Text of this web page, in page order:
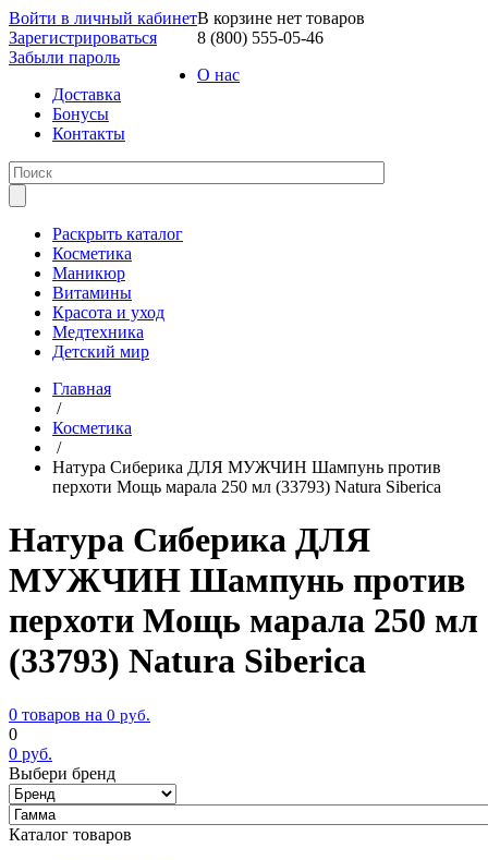
Войти в личный кабинет
Зарегистрироваться
Забыли пароль
В корзине нет товаров
8 (800) 555-05-46
О нас
Доставка
Бонусы
Контакты
Раскрыть каталог
Косметика
Маникюр
Витамины
Красота и уход
Медтехника
Детский мир
Главная
/
Косметика
/
Натура Сиберика ДЛЯ МУЖЧИН Шампунь против
перхоти Мощь марала 250 мл (33793) Natura Siberica
Натура Сиберика ДЛЯ
МУЖЧИН Шампунь против
перхоти Мощь марала 250 мл
(33793) Natura Siberica
0 товаров на 0 руб.
0
0 руб.
Выбери бренд
Каталог товаров